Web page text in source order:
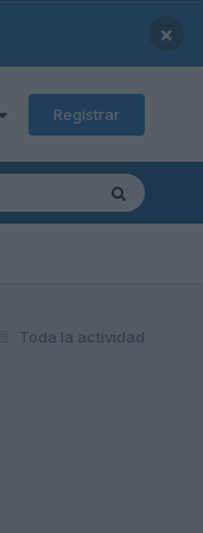
×
Registrar
Toda la actividad